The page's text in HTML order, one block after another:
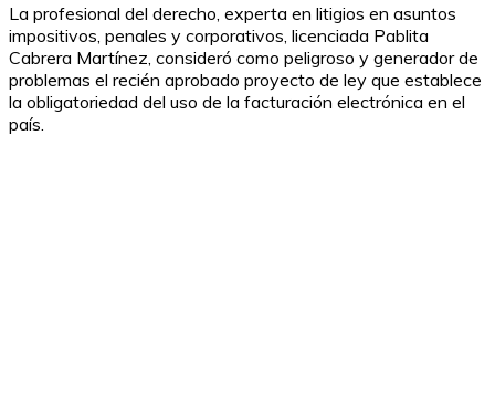
La profesional del derecho, experta en litigios en asuntos
impositivos, penales y corporativos, licenciada Pablita
Cabrera Martínez, consideró como peligroso y generador de
problemas el recién aprobado proyecto de ley que establece
la obligatoriedad del uso de la facturación electrónica en el
país.